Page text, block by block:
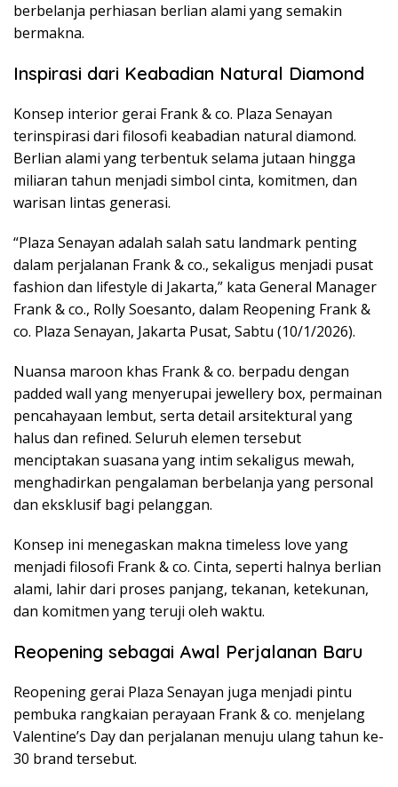
berbelanja perhiasan berlian alami yang semakin
bermakna.
Inspirasi dari Keabadian Natural Diamond
Konsep interior gerai Frank & co. Plaza Senayan
terinspirasi dari filosofi keabadian natural diamond.
Berlian alami yang terbentuk selama jutaan hingga
miliaran tahun menjadi simbol cinta, komitmen, dan
warisan lintas generasi.
“Plaza Senayan adalah salah satu landmark penting
dalam perjalanan Frank & co., sekaligus menjadi pusat
fashion dan lifestyle di Jakarta,” kata General Manager
Frank & co., Rolly Soesanto, dalam Reopening Frank &
co. Plaza Senayan, Jakarta Pusat, Sabtu (10/1/2026).
Nuansa maroon khas Frank & co. berpadu dengan
padded wall yang menyerupai jewellery box, permainan
pencahayaan lembut, serta detail arsitektural yang
halus dan refined. Seluruh elemen tersebut
menciptakan suasana yang intim sekaligus mewah,
menghadirkan pengalaman berbelanja yang personal
dan eksklusif bagi pelanggan.
Konsep ini menegaskan makna timeless love yang
menjadi filosofi Frank & co. Cinta, seperti halnya berlian
alami, lahir dari proses panjang, tekanan, ketekunan,
dan komitmen yang teruji oleh waktu.
Reopening sebagai Awal Perjalanan Baru
Reopening gerai Plaza Senayan juga menjadi pintu
pembuka rangkaian perayaan Frank & co. menjelang
Valentine’s Day dan perjalanan menuju ulang tahun ke-
30 brand tersebut.